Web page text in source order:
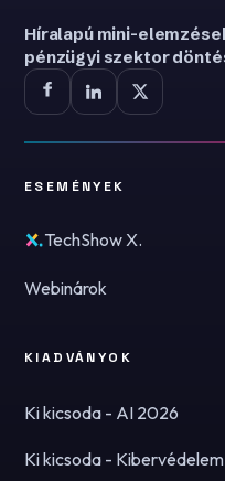
Híralapú mini-
pénzügyi szektor
ESEMÉNYEK
TechShow X.
Webinárok
KIADVÁNYOK
Ki kicsoda - AI 2026
Ki kicsoda -